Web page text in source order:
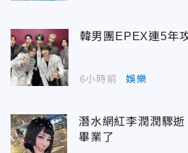
韓男團EPEX連5年
6小時前 娛樂
潛水網紅李潤潤驟
畢業了